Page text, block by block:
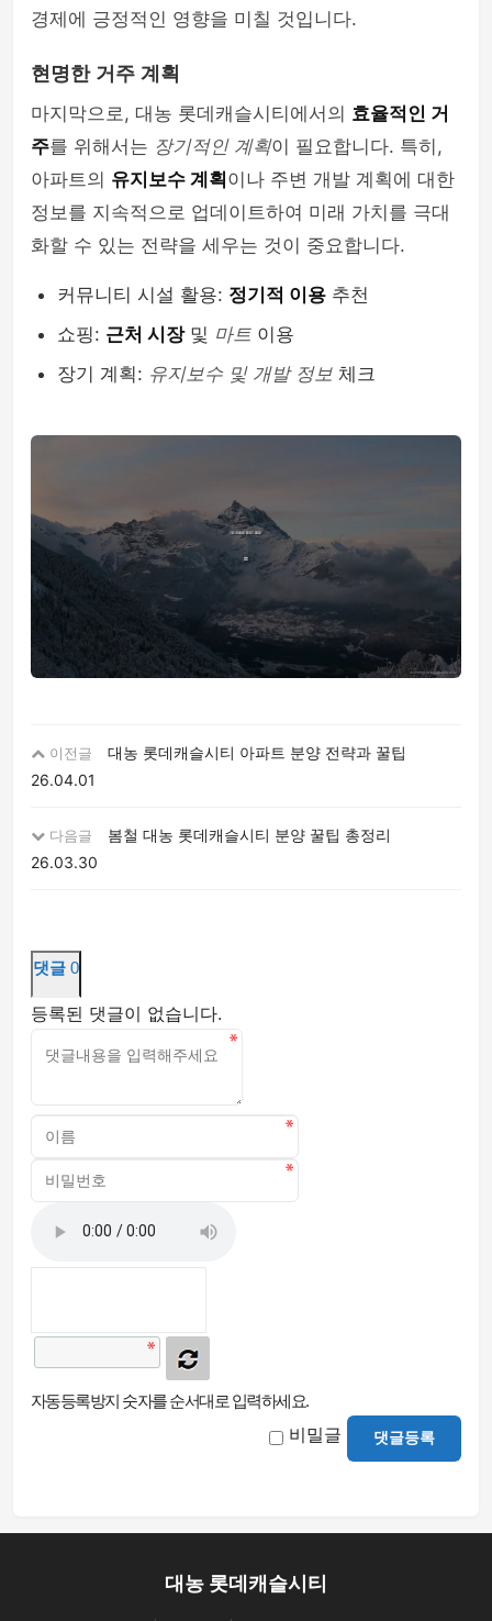
경제에 긍정적인 영향을 미칠 것입니다.
현명한 거주 계획
마지막으로, 대농 롯데캐슬시티에서의 효율적인 거
주를 위해서는 장기적인 계획이 필요합니다. 특히,
아파트의 유지보수 계획 이나 주변 개발 계획에 대한
정보를 지속적으로 업데이트하여 미래 가치를 극대
화할 수 있는 전략을 세우는 것이 중요합니다.
커뮤니티 시설 활용: 정기적 이용 추천
쇼핑: 근처 시장및 마트 이용
장기 계획: 유지보수 및 개발 정보 체크
이전글
대농 롯데캐슬시티 아파트 분양 전략과 꿀팁
26.04.01
다음글
봄철 대농 롯데캐슬시티 분양 꿀팁 총정리
26.03.30
댓글 0
등록된 댓글이 없습니다.
자동등록방지 숫자를 순서대로 입력하세요.
비밀글 댓글등록
대농 롯데캐슬시티